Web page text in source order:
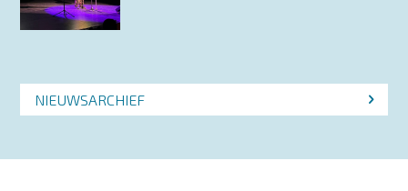
NIEUWSARCHIEF